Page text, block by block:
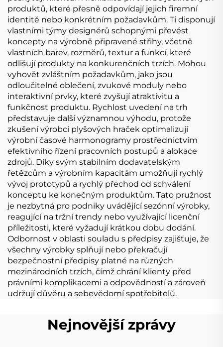
produktů, které přesně odpovídají jejich firemní
identitě nebo konkrétním požadavkům. Ti disponují
vlastními týmy designérů schopnými převést
koncepty na výrobně připravené střihy, včetně
vlastních barev, rozměrů, textur a funkcí, které
odlišují produkty na konkurenčních trzích. Mohou
vyhovět zvláštním požadavkům, jako jsou
odloučitelné oblečení, zvukové moduly nebo
interaktivní prvky, které zvyšují atraktivitu a
funkčnost produktu. Rychlost uvedení na trh
představuje další významnou výhodu, protože
zkušení výrobci plyšových hraček optimalizují
výrobní časové harmonogramy prostřednictvím
efektivního řízení pracovních postupů a alokace
zdrojů. Díky svým stabilním dodavatelským
řetězcům a výrobním kapacitám umožňují rychlý
vývoj prototypů a rychlý přechod od schválení
konceptu ke konečným produktům. Tato pružnost
je nezbytná pro podniky uvádějící sezónní výrobky,
reagující na tržní trendy nebo využívající licenční
příležitosti, které vyžadují krátkou dobu dodání.
Odbornost v oblasti souladu s předpisy zajišťuje, že
všechny výrobky splňují nebo překračují
bezpečnostní předpisy platné na různých
mezinárodních trzích, čímž chrání klienty před
právními komplikacemi a odpovědností a zároveň
udržují důvěru a sebevědomí spotřebitelů.
Nejnovější zprávy